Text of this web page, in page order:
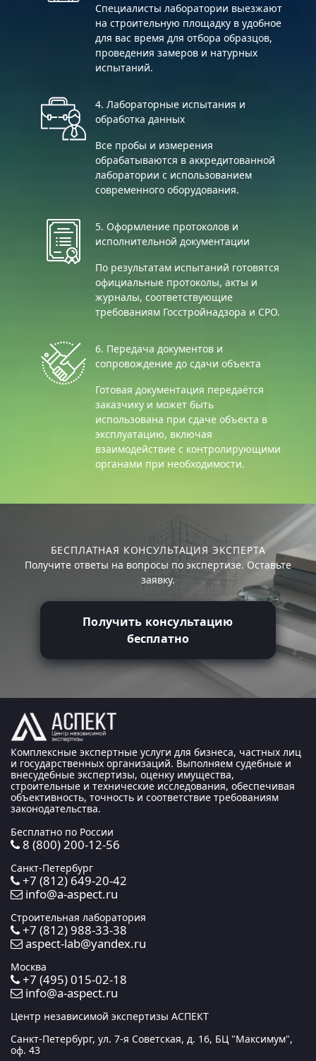
Специалисты лаборатории выезжают
на строительную площадку в удобное
для вас время для отбора образцов,
проведения замеров и натурных
испытаний.
4. Лабораторные испытания и
обработка данных
Все пробы и измерения
обрабатываются в аккредитованной
лаборатории с использованием
современного оборудования.
5. Оформление протоколов и
исполнительной документации
По результатам испытаний готовятся
официальные протоколы, акты и
журналы, соответствующие
требованиям Госстройнадзора и СРО.
6. Передача документов и
сопровождение до сдачи объекта
Готовая документация передаётся
заказчику и может быть
использована при сдаче объекта в
эксплуатацию, включая
взаимодействие с контролирующими
органами при необходимости.
БЕСПЛАТНАЯ КОНСУЛЬТАЦИЯ ЭКСПЕРТА
Получите ответы на вопросы по экспертизе. Оставьте
заявку.
Получить консультацию
бесплатно
Комплексные экспертные услуги для бизнеса, частных лиц
и государственных организаций. Выполняем судебные и
внесудебные экспертизы, оценку имущества,
строительные и технические исследования, обеспечивая
объективность, точность и соответствие требованиям
законодательства.
Бесплатно по России
8 (800) 200-12-56
Санкт-Петербург
+7 (812) 649-20-42
info@a-aspect.ru
Строительная лаборатория
+7 (812) 988-33-38
aspect-lab@yandex.ru
Москва
+7 (495) 015-02-18
info@a-aspect.ru
Центр независимой экспертизы АСПЕКТ
Санкт-Петербург, ул. 7-я Советская, д. 16, БЦ "Максимум",
оф. 43